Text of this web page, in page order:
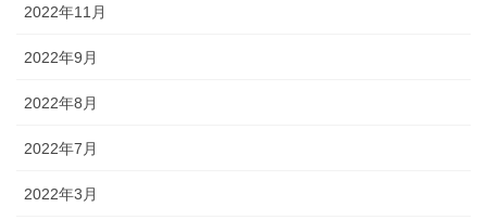
2022年11月
2022年9月
2022年8月
2022年7月
2022年3月